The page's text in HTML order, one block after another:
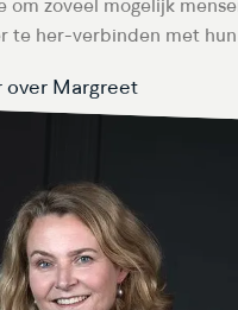
om zoveel mogelijk
te her-verbinden met hun
over Margreet